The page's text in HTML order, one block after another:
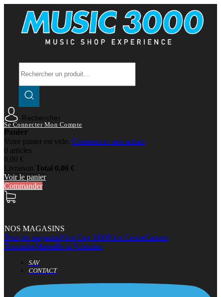
Rechercher
Se Connecter Mon Compte
Panier
Votre panier est vide. Commencer mes achats
0 articles
0,00 €
Livraison Total 0,00 €
Voir le panier
Commander
NOS MAGASINS
Tous les magasinsNice Cap 3000Nice CentreCannes
TourradesMarseille la Valentine
SAV
CONTACT